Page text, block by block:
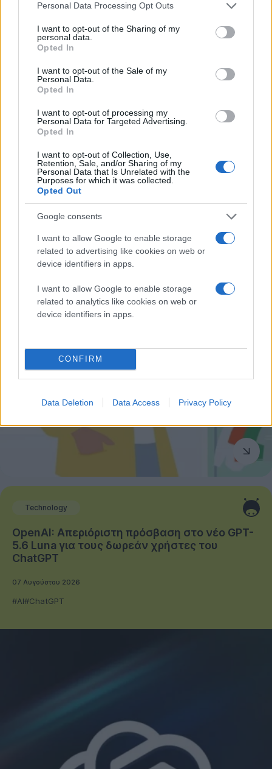
Please note that this website/app uses one or more Google
not limited to your visit or usage behaviour. You may click to
grant or deny consent to Google and its third-party tags to
use your data for below specified purposes in below Google
consent section.
Personal Data Processing Opt Outs
I want to opt-out of the Sharing of my
personal data.
Opted In
I want to opt-out of the Sale of my
Personal Data.
Opted In
I want to opt-out of processing my
Personal Data for Targeted Advertising.
Opted In
I want to opt-out of Collection, Use,
Retention, Sale, and/or Sharing of my
Personal Data that Is Unrelated with the
Purposes for which it was collected.
Opted Out
Google consents
I want to allow Google to enable storage
related to advertising like cookies on web or
device identifiers in apps.
I want to allow Google to enable storage
related to analytics like cookies on web or
device identifiers in apps.
CONFIRM
Data Deletion Data Access Privacy Policy
Google Maps: Πολύ μεγάλη αναβάθμιση με τη
λειτουργία Ask Maps
07 Αυγούστου 2026
#Gemini
Technology
OpenAI: Απεριόριστη πρόσβαση στο νέο GPT-
5.6 Luna για τους δωρεάν χρήστες του
ChatGPT
07 Αυγούστου 2026
#AI#ChatGPT